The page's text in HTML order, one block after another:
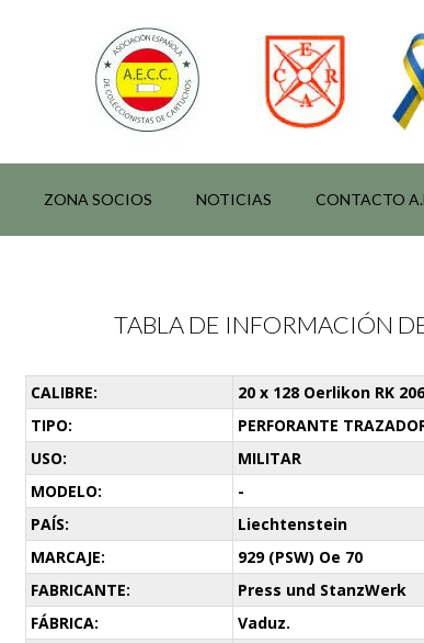
ZONA SOCIOS NOTICIAS CONTACTO
TABLA DE INFORMACIÓN
CALIBRE:
20 x 128 Oerlikon RK 206
TIPO:
PERFORANTE
USO:
MILITAR
MODELO:
-
PAÍS:
Liechtenstein
MARCAJE:
929 (PSW) Oe 70
FABRICANTE:
Press und StanzWerk
FÁBRICA:
Vaduz.